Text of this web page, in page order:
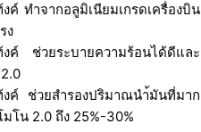
AC
ค์ ทำจากอลูมิเนียมเกรดเครื่องบิน
ง
ค์ ช่วยระบายความร้อนได้ดีและ
ค์ ช่วยสำรองปริมาณนำ้มันที่มาก
โน 2.0 ถึง 25%-30%